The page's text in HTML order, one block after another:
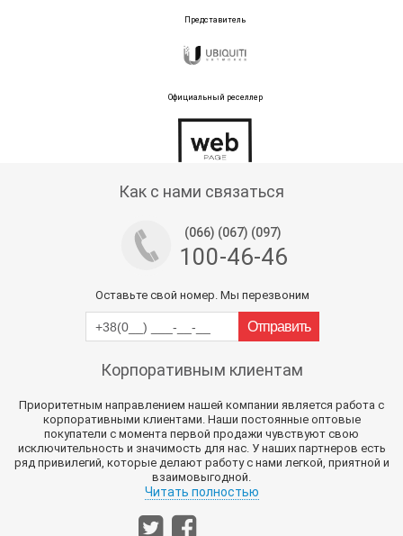
Представитель
Официальный реселлер
Как с нами связаться
(066) (067) (097)
100-46-46
Оставьте свой номер. Мы перезвоним
Корпоративным клиентам
Приоритетным направлением нашей компании является работа с
корпоративными клиентами. Наши постоянные оптовые
покупатели с момента первой продажи чувствуют свою
исключительность и значимость для нас. У наших партнеров есть
ряд привилегий, которые делают работу с нами легкой, приятной и
взаимовыгодной.
Читать полностью